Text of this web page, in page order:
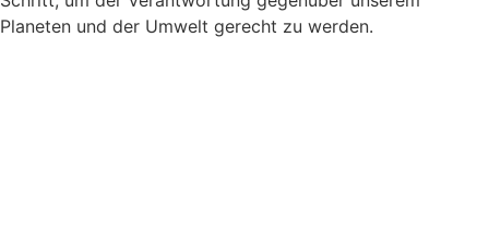
Planeten und der Umwelt gerecht zu werden.